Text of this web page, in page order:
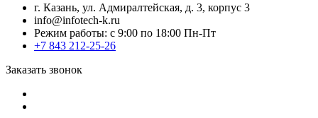
г. Казань, ул. Адмиралтейская, д. 3, корпус 3
info@infotech-k.ru
Режим работы: с 9:00 по 18:00 Пн-Пт
+7 843 212-25-26
Заказать звонок